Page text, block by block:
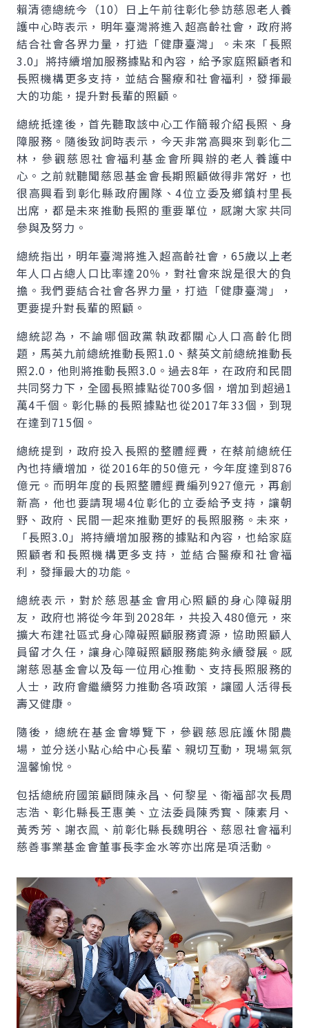
賴清德總統今（10）日上午前往彰化參訪慈恩老人養
護中心時表示，明年臺灣將進入超高齡社會，政府將
結合社會各界力量，打造「健康臺灣」。未來「長照
3.0」將持續增加服務據點和內容，給予家庭照顧者和
長照機構更多支持，並結合醫療和社會福利，發揮最
大的功能，提升對長輩的照顧。
總統抵達後，首先聽取該中心工作簡報介紹長照、身
障服務。隨後致詞時表示，今天非常高興來到彰化二
林，參觀慈恩社會福利基金會所興辦的老人養護中
心。之前就聽聞慈恩基金會長期照顧做得非常好，也
很高興看到彰化縣政府團隊、4位立委及鄉鎮村里長
出席，都是未來推動長照的重要單位，感謝大家共同
參與及努力。
總統指出，明年臺灣將進入超高齡社會，65歲以上老
年人口占總人口比率達20％，對社會來說是很大的負
擔。我們要結合社會各界力量，打造「健康臺灣」，
更要提升對長輩的照顧。
總統認為，不論哪個政黨執政都關心人口高齡化問
題，馬英九前總統推動長照1.0、蔡英文前總統推動長
照2.0，他則將推動長照3.0。過去8年，在政府和民間
共同努力下，全國長照據點從700多個，增加到超過1
萬4千個。彰化縣的長照據點也從2017年33個，到現
在達到715個。
總統提到，政府投入長照的整體經費，在蔡前總統任
內也持續增加，從2016年的50億元，今年度達到876
億元。而明年度的長照整體經費編列927億元，再創
新高，他也要請現場4位彰化的立委給予支持，讓朝
野、政府、民間一起來推動更好的長照服務。未來，
「長照3.0」將持續增加服務的據點和內容，也給家庭
照顧者和長照機構更多支持，並結合醫療和社會福
利，發揮最大的功能。
總統表示，對於慈恩基金會用心照顧的身心障礙朋
友，政府也將從今年到2028年，共投入480億元，來
擴大布建社區式身心障礙照顧服務資源，協助照顧人
員留才久任，讓身心障礙照顧服務能夠永續發展。感
謝慈恩基金會以及每一位用心推動、支持長照服務的
人士，政府會繼續努力推動各項政策，讓國人活得長
壽又健康。
隨後，總統在基金會導覽下，參觀慈恩庇護休閒農
場，並分送小點心給中心長輩、親切互動，現場氣氛
溫馨愉悅。
包括總統府國策顧問陳永昌、何黎星、衛福部次長周
志浩、彰化縣長王惠美、立法委員陳秀寳、陳素月、
黃秀芳、謝衣鳯、前彰化縣長魏明谷、慈恩社會福利
慈善事業基金會董事長李金水等亦出席是項活動。